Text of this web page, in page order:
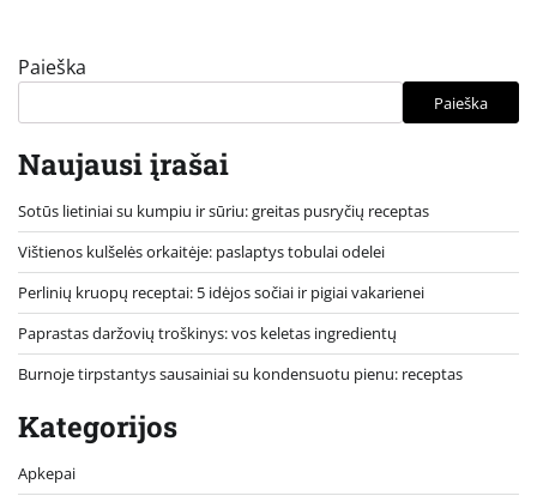
Paieška
Paieška
Naujausi įrašai
Sotūs lietiniai su kumpiu ir sūriu: greitas pusryčių receptas
Vištienos kulšelės orkaitėje: paslaptys tobulai odelei
Perlinių kruopų receptai: 5 idėjos sočiai ir pigiai vakarienei
Paprastas daržovių troškinys: vos keletas ingredientų
Burnoje tirpstantys sausainiai su kondensuotu pienu: receptas
Kategorijos
Apkepai